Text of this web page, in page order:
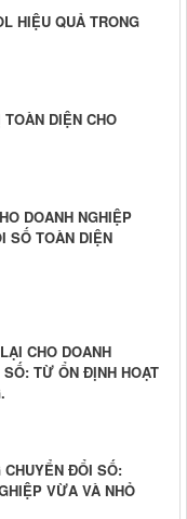
HIỆU QUẢ TRONG
DIỆN CHO
DOANH NGHIỆP
SỐ TOÀN DIỆN
CHO DOANH
TỪ ỔN ĐỊNH HOẠT
CHUYỂN ĐỔI SỐ:
VỪA VÀ NHỎ